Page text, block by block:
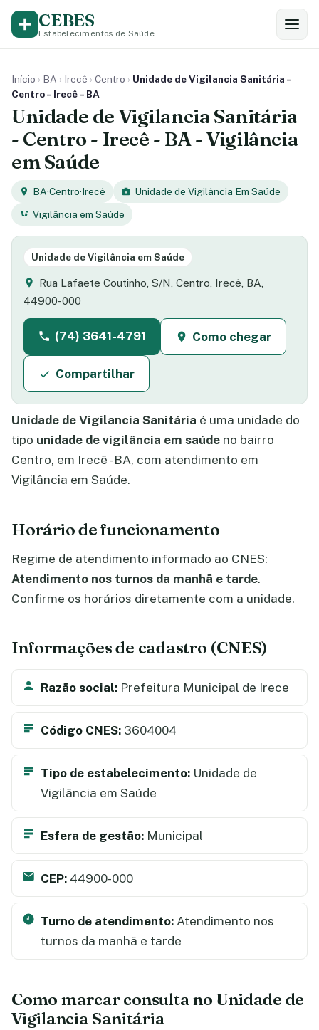
CEBES
Estabelecimentos de Saúde
Início › BA › Irecê › Centro › Unidade de Vigilancia Sanitária –
Centro – Irecê – BA
Unidade de Vigilancia Sanitária
- Centro - Irecê - BA - Vigilância
em Saúde
BA·Centro·Irecê
Unidade de Vigilância Em Saúde
Vigilância em Saúde
Unidade de Vigilância em Saúde
Rua Lafaete Coutinho, S/N, Centro, Irecê, BA,
44900-000
(74) 3641-4791 Como chegar
Compartilhar
Unidade de Vigilancia Sanitária é uma unidade do
tipo unidade de vigilância em saúde no bairro
Centro, em Irecê - BA, com atendimento em
Vigilância em Saúde.
Horário de funcionamento
Regime de atendimento informado ao CNES:
Atendimento nos turnos da manhã e tarde.
Confirme os horários diretamente com a unidade.
Informações de cadastro (CNES)
Razão social: Prefeitura Municipal de Irece
Código CNES: 3604004
Tipo de estabelecimento: Unidade de
Vigilância em Saúde
Esfera de gestão: Municipal
CEP: 44900-000
Turno de atendimento: Atendimento nos
turnos da manhã e tarde
Como marcar consulta no Unidade de
Vigilancia Sanitária